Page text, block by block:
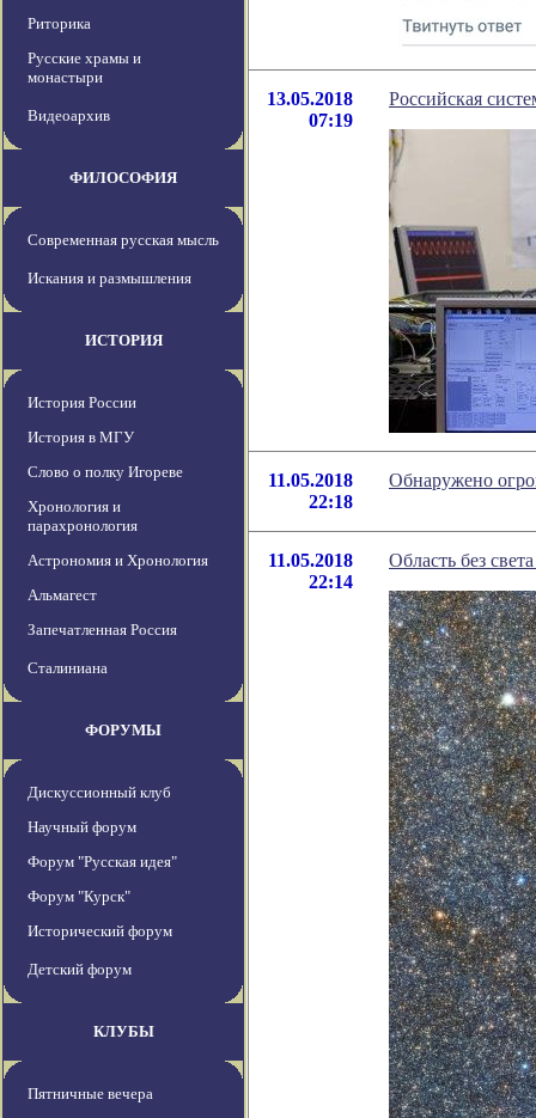
Риторика
Русские храмы и
монастыри
Видеоархив
ФИЛОСОФИЯ
Современная русская мысль
Искания и размышления
ИСТОРИЯ
История России
История в МГУ
Слово о полку Игореве
Хронология и
парахронология
Астрономия и Хронология
Альмагест
Запечатленная Россия
Сталиниана
ФОРУМЫ
Дискуссионный клуб
Научный форум
Форум "Русская идея"
Форум "Курск"
Исторический форум
Детский форум
КЛУБЫ
Пятничные вечера
13.05.2018
07:19
Российская
11.05.2018
22:18
Обнаружено
11.05.2018
22:14
Область без